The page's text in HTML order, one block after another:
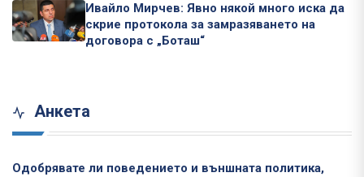
Ивайло Мирчев: Явно някой много иска да
скрие протокола за замразяването на
договора с „Боташ“
Анкета
Одобрявате ли поведението и външната политика,